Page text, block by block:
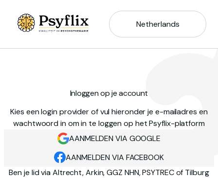
Netherlands
Inloggen op je account
Kies een login provider of vul hieronder je e-mailadres en
wachtwoord in om in te loggen op het Psyflix-platform
AANMELDEN VIA GOOGLE
AANMELDEN VIA FACEBOOK
Ben je lid via Altrecht, Arkin, GGZ NHN, PSYTREC of Tilburg